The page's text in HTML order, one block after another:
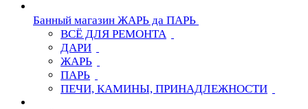
Банный магазин ЖАРЬ да ПАРЬ
ВСЁ ДЛЯ РЕМОНТА
ДАРИ
ЖАРЬ
ПАРЬ
ПЕЧИ, КАМИНЫ, ПРИНАДЛЕЖНОСТИ